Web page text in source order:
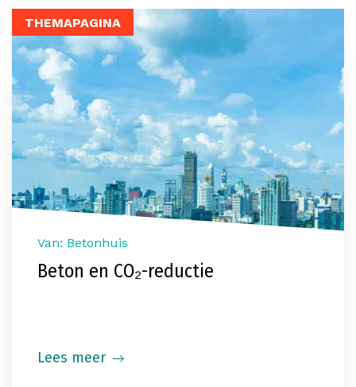
THEMAPAGINA
Van: Betonhuis
Beton en CO₂-reductie
Lees meer